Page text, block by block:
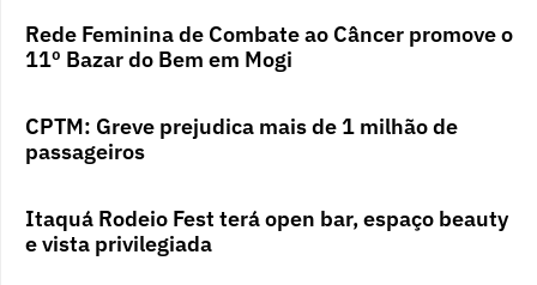
Rede Feminina de Combate ao Câncer promove o
11º Bazar do Bem em Mogi
CPTM: Greve prejudica mais de 1 milhão de
passageiros
Itaquá Rodeio Fest terá open bar, espaço beauty
e vista privilegiada